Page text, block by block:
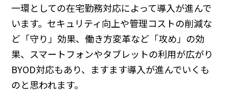
一環としての在宅勤務対応によって導入が進んで
います。セキュリティ向上や管理コストの削減な
ど「守り」効果、働き方変革など「攻め」の効
果、スマートフォンやタブレットの利用が広がり
BYOD対応もあり、ますます導入が進んでいくも
のと思われます。